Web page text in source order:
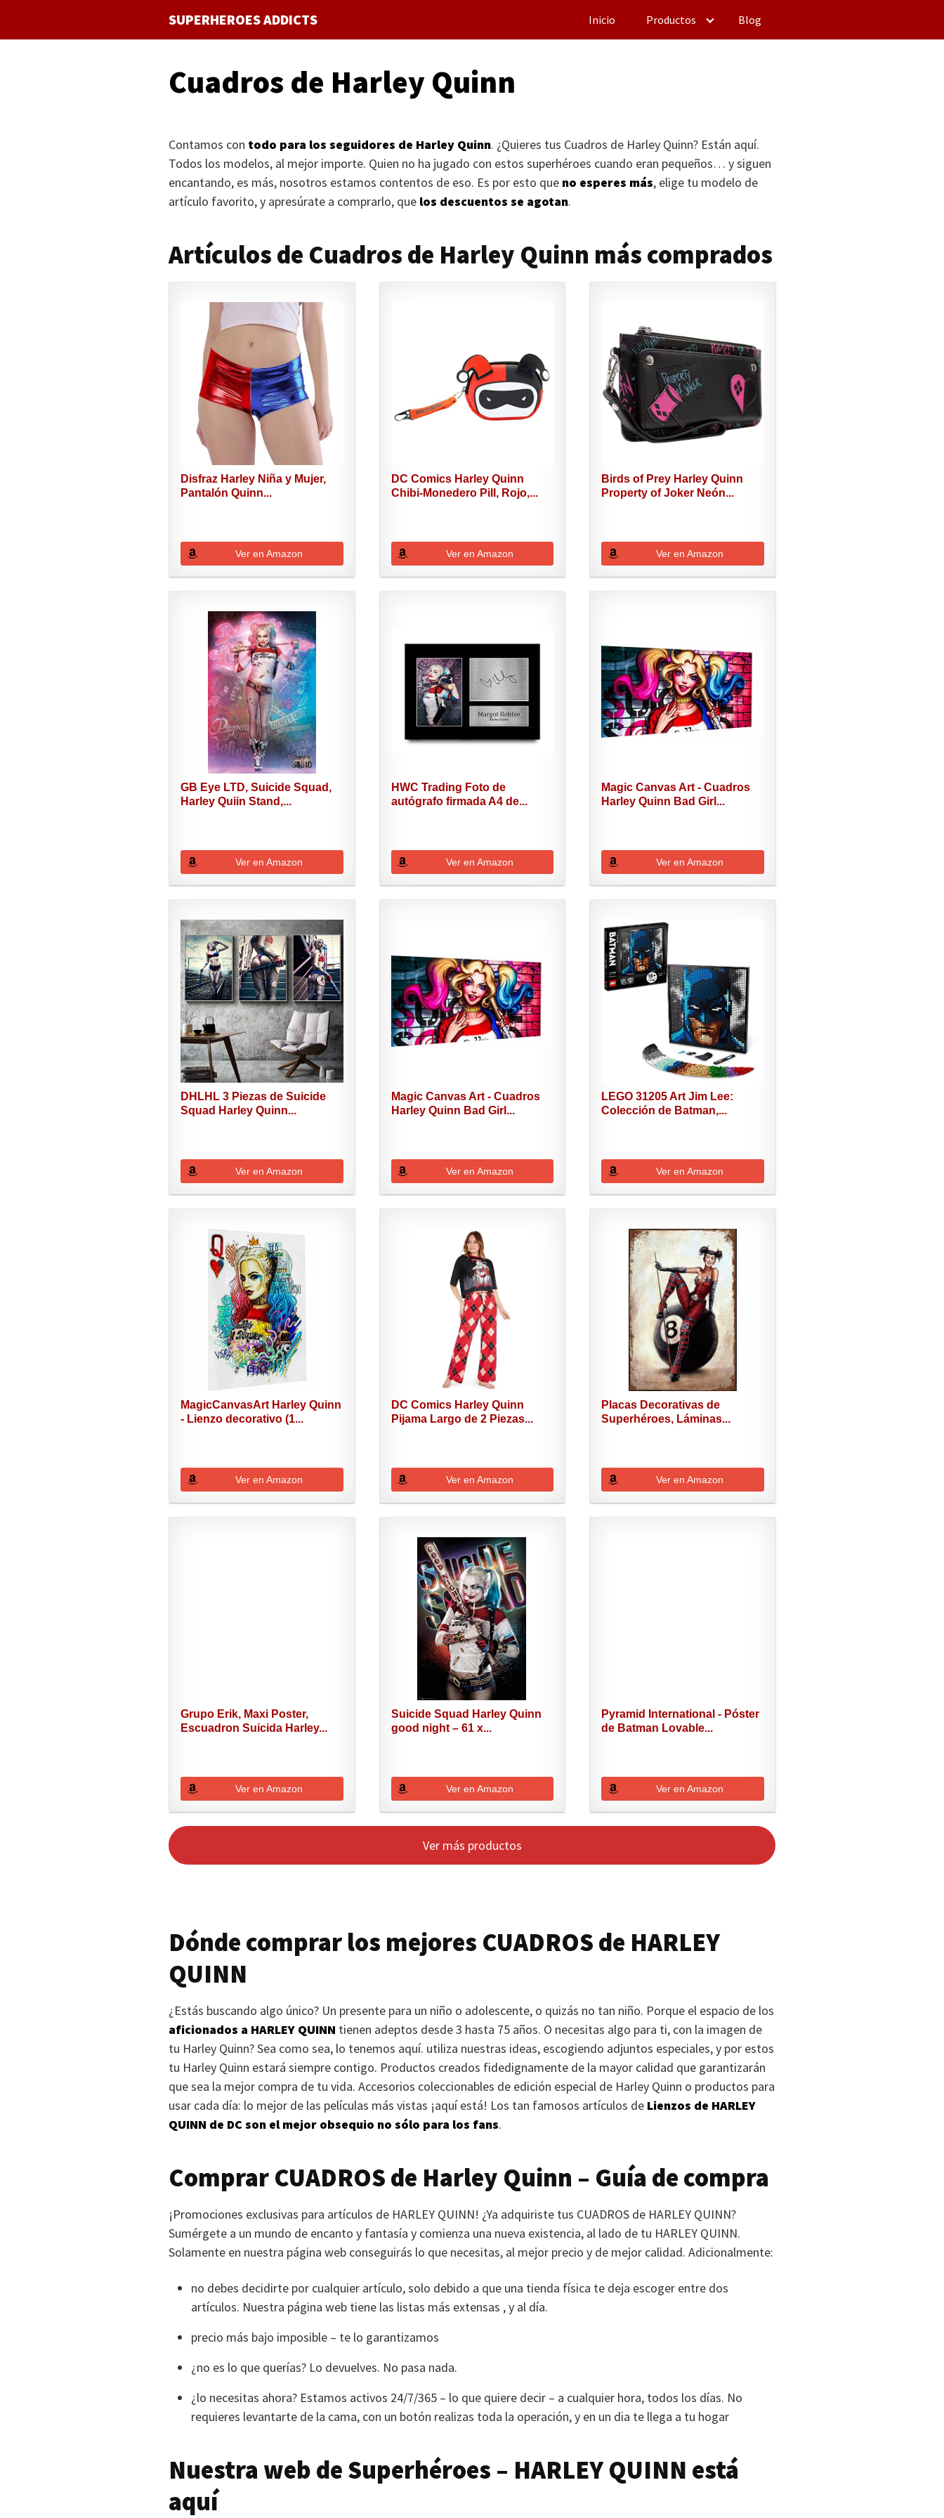
contenido
SUPERHEROES ADDICTS Inicio Productos Blog
Cuadros de Harley Quinn
Contamos con todo para los seguidores de Harley Quinn. ¿Quieres tus Cuadros de Harley Quinn? Están aquí.
Todos los modelos, al mejor importe. Quien no ha jugado con estos superhéroes cuando eran pequeños… y siguen
encantando, es más, nosotros estamos contentos de eso. Es por esto que no esperes más, elige tu modelo de
artículo favorito, y apresúrate a comprarlo, que los descuentos se agotan.
Artículos de Cuadros de Harley Quinn más comprados
Disfraz Harley Niña y Mujer,
Pantalón Quinn...
Ver en Amazon
DC Comics Harley Quinn
Chibi-Monedero Pill, Rojo,...
Ver en Amazon
Birds of Prey Harley Quinn
Property of Joker Neón...
Ver en Amazon
GB Eye LTD, Suicide Squad,
Harley Quiin Stand,...
Ver en Amazon
HWC Trading Foto de
autógrafo firmada A4 de...
Ver en Amazon
Magic Canvas Art - Cuadros
Harley Quinn Bad Girl...
Ver en Amazon
DHLHL 3 Piezas de Suicide
Squad Harley Quinn...
Ver en Amazon
Magic Canvas Art - Cuadros
Harley Quinn Bad Girl...
Ver en Amazon
LEGO 31205 Art Jim Lee:
Colección de Batman,...
Ver en Amazon
MagicCanvasArt Harley Quinn
- Lienzo decorativo (1...
Ver en Amazon
DC Comics Harley Quinn
Pijama Largo de 2 Piezas...
Ver en Amazon
Placas Decorativas de
Superhéroes, Láminas...
Ver en Amazon
Grupo Erik, Maxi Poster,
Escuadron Suicida Harley...
Ver en Amazon
Suicide Squad Harley Quinn
good night – 61 x...
Ver en Amazon
Pyramid International - Póster
de Batman Lovable...
Ver en Amazon
Ver más productos
Dónde comprar los mejores CUADROS de HARLEY
QUINN
¿Estás buscando algo único? Un presente para un niño o adolescente, o quizás no tan niño. Porque el espacio de los
aficionados a HARLEY QUINN tienen adeptos desde 3 hasta 75 años. O necesitas algo para ti, con la imagen de
tu Harley Quinn? Sea como sea, lo tenemos aquí. utiliza nuestras ideas, escogiendo adjuntos especiales, y por estos
tu Harley Quinn estará siempre contigo. Productos creados fidedignamente de la mayor calidad que garantizarán
que sea la mejor compra de tu vida. Accesorios coleccionables de edición especial de Harley Quinn o productos para
usar cada día: lo mejor de las películas más vistas ¡aquí está! Los tan famosos artículos de Lienzos de HARLEY
QUINN de DC son el mejor obsequio no sólo para los fans.
Comprar CUADROS de Harley Quinn – Guía de compra
¡Promociones exclusivas para artículos de HARLEY QUINN! ¿Ya adquiriste tus CUADROS de HARLEY QUINN?
Sumérgete a un mundo de encanto y fantasía y comienza una nueva existencia, al lado de tu HARLEY QUINN.
Solamente en nuestra página web conseguirás lo que necesitas, al mejor precio y de mejor calidad. Adicionalmente:
no debes decidirte por cualquier artículo, solo debido a que una tienda física te deja escoger entre dos
artículos. Nuestra página web tiene las listas más extensas , y al día.
precio más bajo imposible – te lo garantizamos
¿no es lo que querías? Lo devuelves. No pasa nada.
¿lo necesitas ahora? Estamos activos 24/7/365 – lo que quiere decir – a cualquier hora, todos los días. No
requieres levantarte de la cama, con un botón realizas toda la operación, y en un dia te llega a tu hogar
Nuestra web de Superhéroes – HARLEY QUINN está
aquí